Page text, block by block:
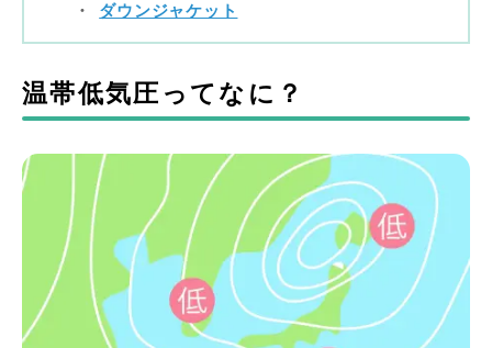
ダウンジャケット
温帯低気圧ってなに？